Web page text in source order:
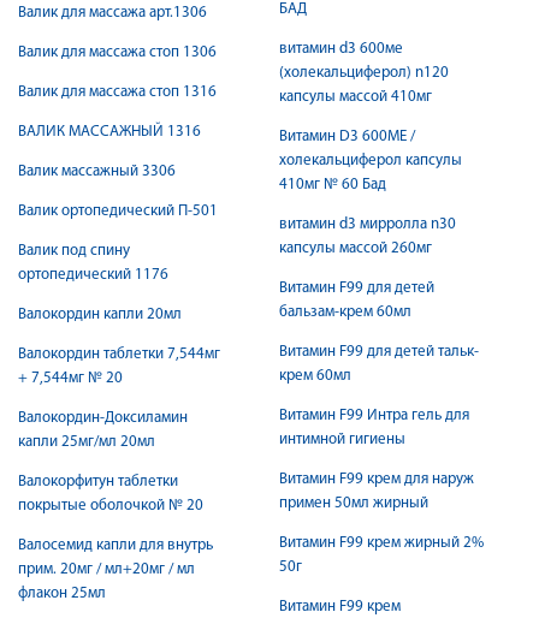
Валик для массажа арт.1306
Валик для массажа стоп 1306
Валик для массажа стоп 1316
ВАЛИК МАССАЖНЫЙ 1316
Валик массажный 3306
Валик ортопедический П-501
Валик под спину
ортопедический 1176
Валокордин капли 20мл
Валокордин таблетки 7,544мг
+ 7,544мг № 20
Валокордин-Доксиламин
капли 25мг/мл 20мл
Валокорфитун таблетки
покрытые оболочкой № 20
Валосемид капли для внутрь
прим. 20мг / мл+20мг / мл
флакон 25мл
БАД
витамин d3 600ме
(холекальциферол) n120
капсулы массой 410мг
Витамин D3 600МЕ /
холекальциферол капсулы
410мг № 60 Бад
витамин d3 мирролла n30
капсулы массой 260мг
Витамин F99 для детей
бальзам-крем 60мл
Витамин F99 для детей тальк-
крем 60мл
Витамин F99 Интра гель для
интимной гигиены
Витамин F99 крем для наруж
примен 50мл жирный
Витамин F99 крем жирный 2%
50г
Витамин F99 крем